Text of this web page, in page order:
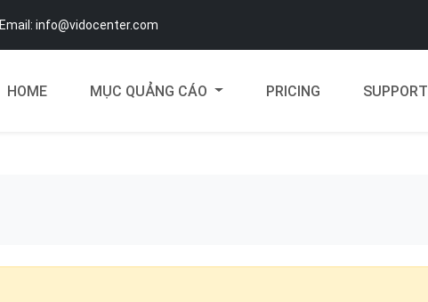
Email: info@vidocenter.com
HOME MỤC QUẢNG CÁO PRICING SUPPORT